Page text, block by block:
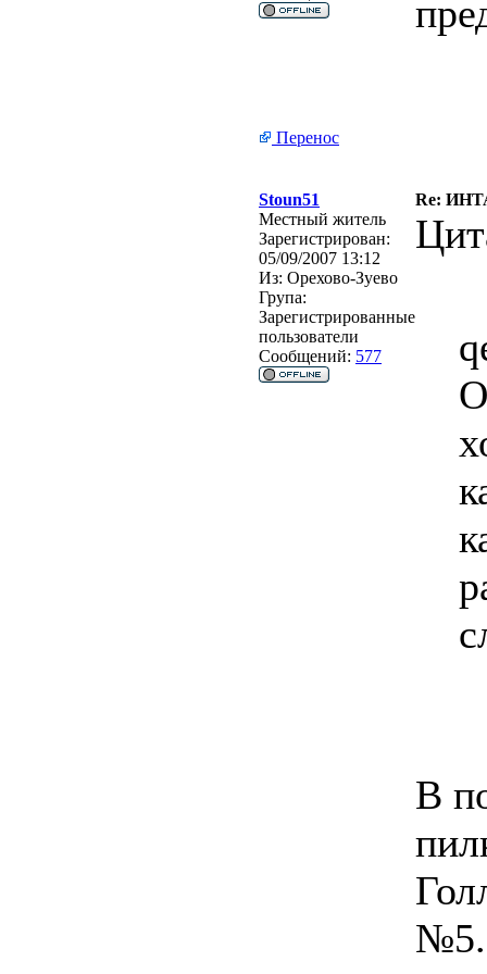
Перенос
Stoun51
Re:
Местный житель
Зарегистрирован:
05/09/2007 13:12
Из: Орехово-Зуево
Група:
Зарегистрированные
пользователи
Сообщений: 577
В
№5.